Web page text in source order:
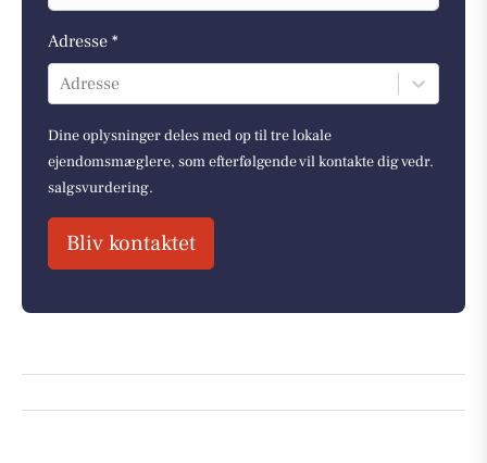
Adresse *
Adresse
Dine oplysninger deles med op til tre lokale
ejendomsmæglere, som efterfølgende vil kontakte dig vedr.
salgsvurdering.
Bliv kontaktet